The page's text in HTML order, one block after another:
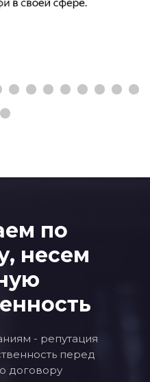
по
несем
- репутация
перед
договору